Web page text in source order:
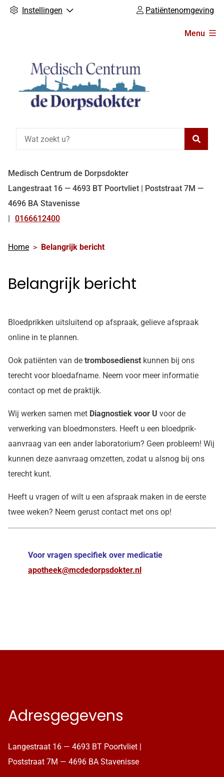
Instellingen Patiëntenomgeving
Menu
Medisch Centrum de Dorpsdokter
Langestraat 16 — 4693 BT Poortvliet |
Poststraat 7M —
4696 BA Stavenisse
Tel:
0166612400
Home Belangrijk bericht
Belangrijk bericht
Bloedprikken uitsluitend op afspraak, gelieve afspraak
online in te plannen.
Ook patiënten van de trombosedienst kunnen bij ons
terecht voor bloedafname. Neem voor meer informatie
contact op met de praktijk.
Wij werken samen met Diagnostiek voor U voor de
verwerking van bloedmonsters. Heeft u een bloedprik-
aanvraag van een ander laboratorium? Geen probleem! Wij
kunnen deze aanvraag omzetten, zodat u alsnog bij ons
terecht kunt.
Heeft u vragen of wilt u een afspraak maken in de eerste
twee weken? Neem gerust contact met ons op!
Voor vragen specifiek over medicatie
apotheek@mcdedorpsdokter.nl
Adresgegevens
Langestraat 16 — 4693 BT Poortvliet |
Poststraat 7M — 4696 BA Stavenisse